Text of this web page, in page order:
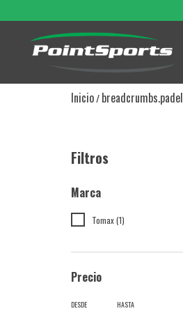
Inicio/breadcrumbs.padel
Filtros
Marca
Tomax (1)
Precio
DESDE HASTA